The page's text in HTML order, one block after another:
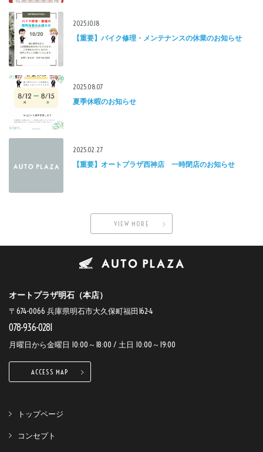
2025.10.18
【重要】バイク修理・メンテナンスの休業のお知らせ
2025.08.07
夏季休暇のお知らせ
2025.02.27
【重要】オートプラザ西神店 一時閉店のお知らせ
VIEW MORE
オートプラザ明石（本店）
〒674-0066 兵庫県明石市大久保町福田162-4
078-936-0281
月曜日から金曜日 10:00～18:00 / 土日 10:00～19:00
ACCESS MAP
トップページ
コンセプト